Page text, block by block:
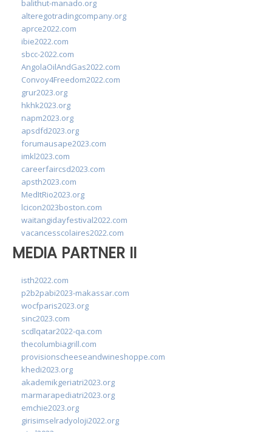
balithut-manado.org
alteregotradingcompany.org
aprce2022.com
ibie2022.com
sbcc-2022.com
AngolaOilAndGas2022.com
Convoy4Freedom2022.com
grur2023.org
hkhk2023.org
napm2023.org
apsdfd2023.org
forumausape2023.com
imkl2023.com
careerfaircsd2023.com
apsth2023.com
MedItRio2023.org
lcicon2023boston.com
waitangidayfestival2022.com
vacancesscolaires2022.com
MEDIA PARTNER II
isth2022.com
p2b2pabi2023-makassar.com
wocfparis2023.org
sinc2023.com
scdlqatar2022-qa.com
thecolumbiagrill.com
provisionscheeseandwineshoppe.com
khedi2023.org
akademikgeriatri2023.org
marmarapediatri2023.org
emchie2023.org
girisimselradyoloji2022.org